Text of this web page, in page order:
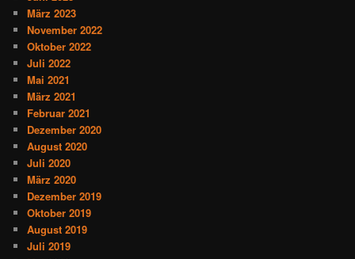
März 2023
November 2022
Oktober 2022
Juli 2022
Mai 2021
März 2021
Februar 2021
Dezember 2020
August 2020
Juli 2020
März 2020
Dezember 2019
Oktober 2019
August 2019
Juli 2019